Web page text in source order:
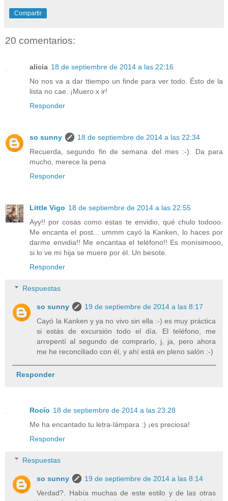
Compartir
20 comentarios:
alicia 18 de septiembre de 2014 a las 22:16
No nos va a dar ttiempo un finde para ver todo. Ésto de la
lista no cae. ¡Muero x ir!
Responder
so sunny
18 de septiembre de 2014 a las 22:34
Recuerda, segundo fin de semana del mes :-). Da para
mucho, merece la pena
Responder
Little Vigo 18 de septiembre de 2014 a las 22:55
Ayy!! por cosas como estas te envidio, qué chulo todooo.
Me encanta el post... ummm cayó la Kanken, lo haces por
darme envidia!! Me encantaa el teléfono!! Es monísimooo,
si lo ve mi hija se muere por él. Un besote.
Responder
Respuestas
so sunny
19 de septiembre de 2014 a las 8:17
Cayó la Kanken y ya no vivo sin ella :-) es muy práctica
si estás de excursión todo el día. El teléfono, me
arrepentí al segundo de comprarlo, j, ja, pero ahora
me he reconciliado con él, y ahí está en pleno salón :-)
Responder
Rocío 18 de septiembre de 2014 a las 23:28
Me ha encantado tu letra-lámpara :) ¡es preciosa!
Responder
Respuestas
so sunny
19 de septiembre de 2014 a las 8:14
Verdad?. Había muchas de este estilo y de las otras